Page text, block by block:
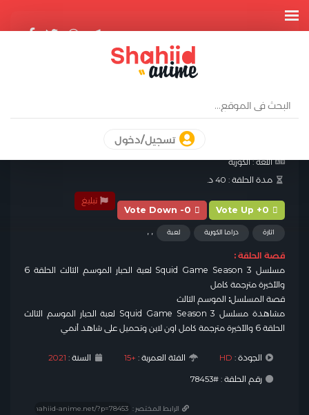
تسجيل/دخول
مسلسل SQUID GAME SEASON 3
اللغة :الكورية
مدة الحلقة : 40 د.
Vote Up +0
Vote Down -0
تبليغ
اثارة , دراما الكورية , لعبة
قصة الحلقة :
مسلسل Squid Game Season 3 لعبة الحبار الموسم الثالث الحلقة 6
والأخيرة مترجمة كامل
قصة المسلسل: الموسم الثالث
مشاهدة مسلسل Squid Game Season 3 لعبة الحبار الموسم الثالث
الحلقة 6 والأخيرة مترجمة كامل اون لاين وتحميل على شاهد أنمي
الجودة : HD الفئة العمرية : +15 السنة : 2021
رقم الحلقة : #78453
الرابط المختصر :